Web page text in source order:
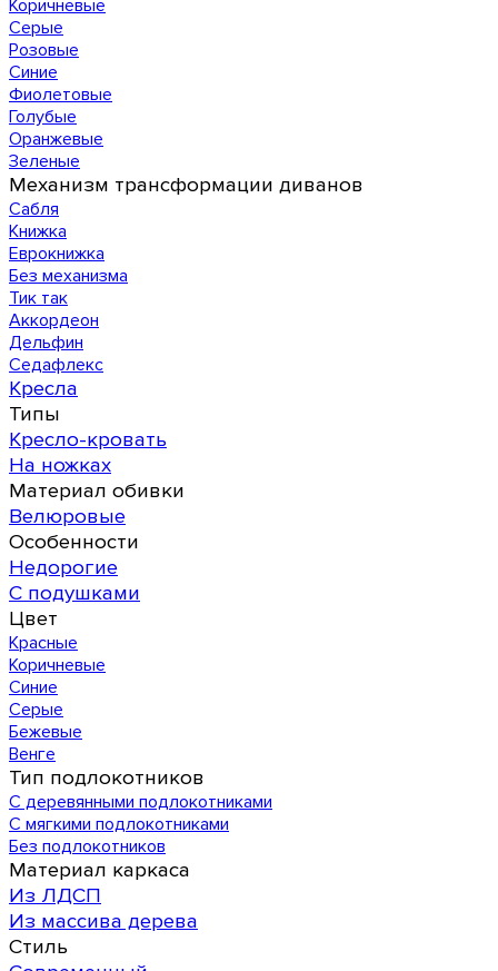
Коричневые
Серые
Розовые
Синие
Фиолетовые
Голубые
Оранжевые
Зеленые
Механизм трансформации диванов
Сабля
Книжка
Еврокнижка
Без механизма
Тик так
Аккордеон
Дельфин
Седафлекс
Кресла
Типы
Кресло-кровать
На ножках
Материал обивки
Велюровые
Особенности
Недорогие
С подушками
Цвет
Красные
Коричневые
Синие
Серые
Бежевые
Венге
Тип подлокотников
С деревянными подлокотниками
С мягкими подлокотниками
Без подлокотников
Материал каркаса
Из ЛДСП
Из массива дерева
Стиль